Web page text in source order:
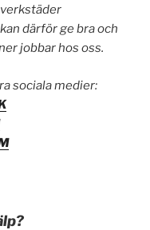
därför ge bra och
jobbar hos oss.
sociala medier: